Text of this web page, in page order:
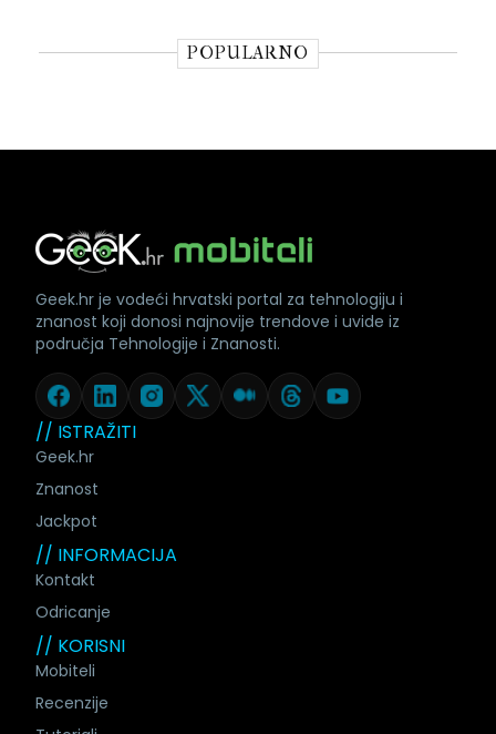
POPULARNO
// ISTRAŽITI
Geek.hr
Znanost
Jackpot
// INFORMACIJA
Kontakt
Odricanje
// KORISNI
Mobiteli
Recenzije
Geek.hr je vodeći hrvatski portal za tehnologiju i
znanost koji donosi najnovije trendove i uvide iz
područja Tehnologije i Znanosti.